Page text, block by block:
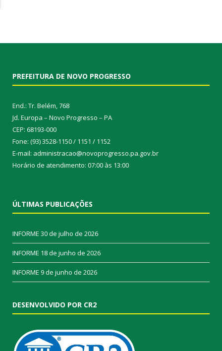
PREFEITURA DE NOVO PROGRESSO
End.: Tr. Belém, 768
Jd. Europa – Novo Progresso – PA
CEP: 68193-000
Fone: (93) 3528-1150 / 1151 / 1152
E-mail: administracao@novoprogresso.pa.gov.br
Horário de atendimento: 07:00 às 13:00
ÚLTIMAS PUBLICAÇÕES
INFORME 30 de julho de 2026
INFORME 18 de junho de 2026
INFORME 9 de junho de 2026
DESENVOLVIDO POR CR2